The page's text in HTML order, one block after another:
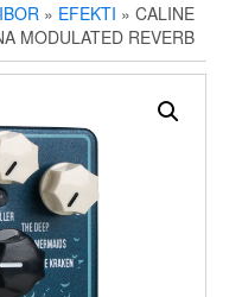
» EFEKTI » CALINE
MODULATED REVERB